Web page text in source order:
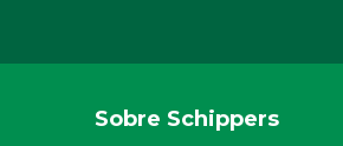
Sobre Schippers